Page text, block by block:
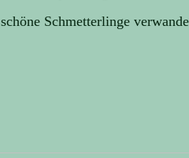
schöne Schmetterlinge